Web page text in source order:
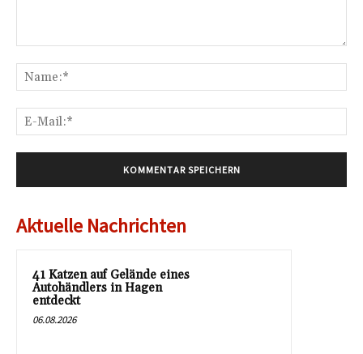
Aktuelle Nachrichten
41 Katzen auf Gelände eines
Autohändlers in Hagen
entdeckt
06.08.2026